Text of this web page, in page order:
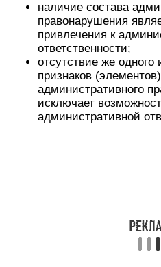
наличие состава
правонарушения
привлечения к
ответственности;
отсутствие же одного
признаков
административного
исключает
административной